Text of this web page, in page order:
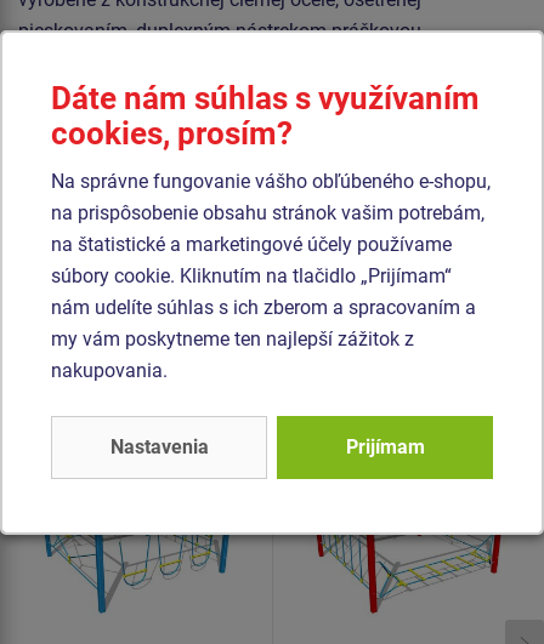
pieskovaním, duplexným nástrekom práškovou
betónového lôžka.
Laná sú vyrobené z materiálu HERKULES (16 mm lana z
polypropylénu s vnútorným oceľovým jadrom) a sú
spojované plastovými spojmi. Všetok spojovací materiál je
pozinkovaný alebo nerezový.
Podobnýtovar
Produkt - OPD-8402K-10
Opičia dráha -
celokovová (v.p. 1 m)
Novinka
Opičia dráha -
celokovová (v.p. 1 m)
Novinka
Dáte nám súhlas s využívaním
cookies, prosím?
Na správne fungovanie vášho obľúbeného e-shopu,
na prispôsobenie obsahu stránok vašim potrebám,
na štatistické a marketingové účely používame
súbory cookie. Kliknutím na tlačidlo „Prijímam“
nám udelíte súhlas s ich zberom a spracovaním a
my vám poskytneme ten najlepší zážitok z
nakupovania.
Nastavenia Prijímam